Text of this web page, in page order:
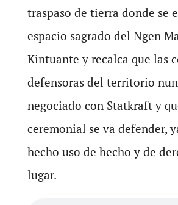
traspaso de tierra donde se
espacio sagrado del Ngen
Kintuante y recalca que las
defensoras del territorio
negociado con Statkraft y
ceremonial se va defender,
hecho uso de hecho y de
lugar.